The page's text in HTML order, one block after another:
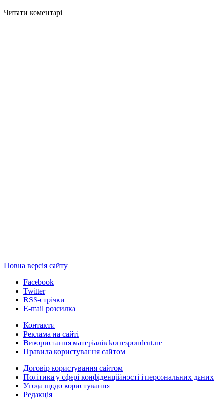
Читати коментарі
Повна версія сайту
Facebook
Twitter
RSS-стрічки
E-mail розсилка
Контакти
Реклама на сайті
Використання матеріалів korrespondent.net
Правила користування сайтом
Договір користування сайтом
Політика у сфері конфіденційності і персональних даних
Угода щодо користування
Редакція